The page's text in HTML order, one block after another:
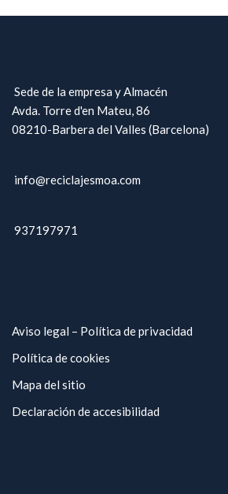
Sede de la empresa y Almacén
Avda. Torre d'en Mateu, 86
08210-Barbera del Valles (Barcelona)
info@reciclajesmoa.com
937197971
Aviso legal – Política de privacidad
Política de cookies
Mapa del sitio
Declaración de accesibilidad